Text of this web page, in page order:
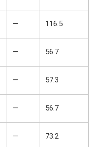
— 116.5
— 56.7
— 57.3
— 56.7
— 73.2